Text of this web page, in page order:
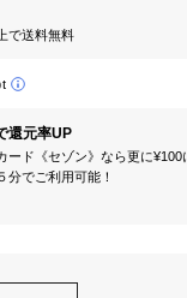
で送料無料
還元率UP
ード《セゾン》なら更に¥100
分でご利用可能！